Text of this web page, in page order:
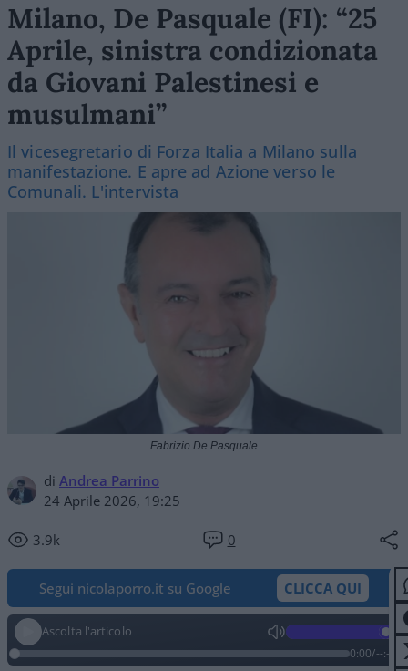
Milano, De Pasquale (FI): “25
Aprile, sinistra condizionata
da Giovani Palestinesi e
musulmani”
Il vicesegretario di Forza Italia a Milano sulla
manifestazione. E apre ad Azione verso le
Comunali. L'intervista
di Andrea Parrino
24 Aprile 2026, 19:25
3.9k 0
Fabrizio De Pasquale
Segui nicolaporro.it su Google CLICCA QUI
Ascolta l'articolo
0:00/--:--